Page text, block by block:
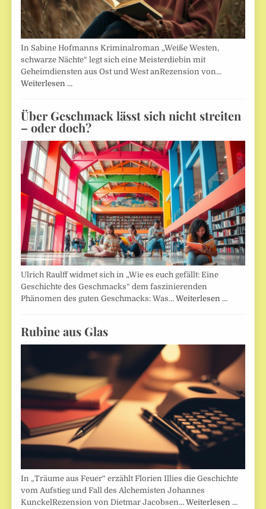
In Sabine Hofmanns Kriminalroman „Weiße Westen,
schwarze Nächte“ legt sich eine Meisterdiebin mit
Geheimdiensten aus Ost und West anRezension von…
Weiterlesen …
Über Geschmack lässt sich nicht streiten
– oder doch?
Ulrich Raulff widmet sich in „Wie es euch gefällt: Eine
Geschichte des Geschmacks“ dem faszinierenden
Phänomen des guten Geschmacks: Was…Weiterlesen …
Rubine aus Glas
In „Träume aus Feuer“ erzählt Florien Illies die Geschichte
vom Aufstieg und Fall des Alchemisten Johannes
KunckelRezension von Dietmar Jacobsen…Weiterlesen …